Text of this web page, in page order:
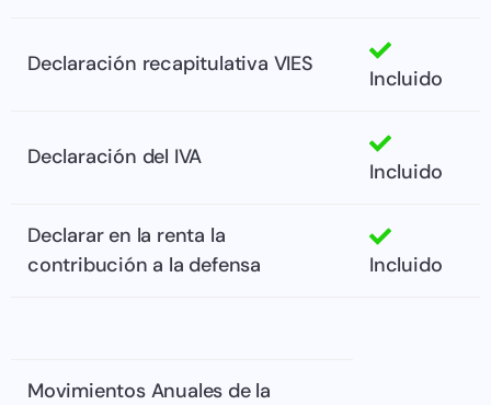
Declaración recapitulativa VIES
Incluido
Declaración del IVA
Incluido
Declarar en la renta la
contribución a la defensa
Incluido
Movimientos Anuales de la